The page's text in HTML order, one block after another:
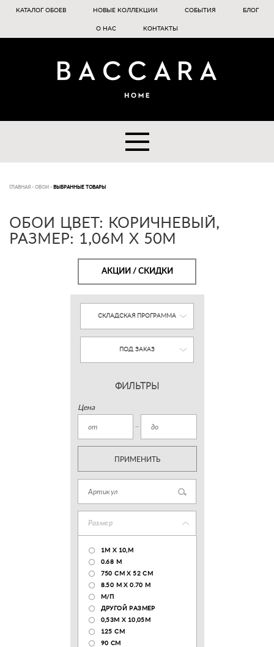
КАТАЛОГ ОБОЕВ НОВЫЕ КОЛЛЕКЦИИ СОБЫТИЯ БЛОГ
О НАС КОНТАКТЫ
ГЛАВНАЯ - ОБОИ - ВЫБРАННЫЕ ТОВАРЫ
ОБОИ ЦВЕТ: КОРИЧНЕВЫЙ,
РАЗМЕР: 1,06M X 50M
АКЦИИ / СКИДКИ
СКЛАДСКАЯ ПРОГРАММА
ПОД ЗАКАЗ
ФИЛЬТРЫ
Цена
ПРИМЕНИТЬ
Размер
1М Х 10,М
0.68 M
750 CM X 52 CM
8.50 М X 0.70 М
М/П
ДРУГОЙ РАЗМЕР
0,53М Х 10,05М
125 CM
90 СМ